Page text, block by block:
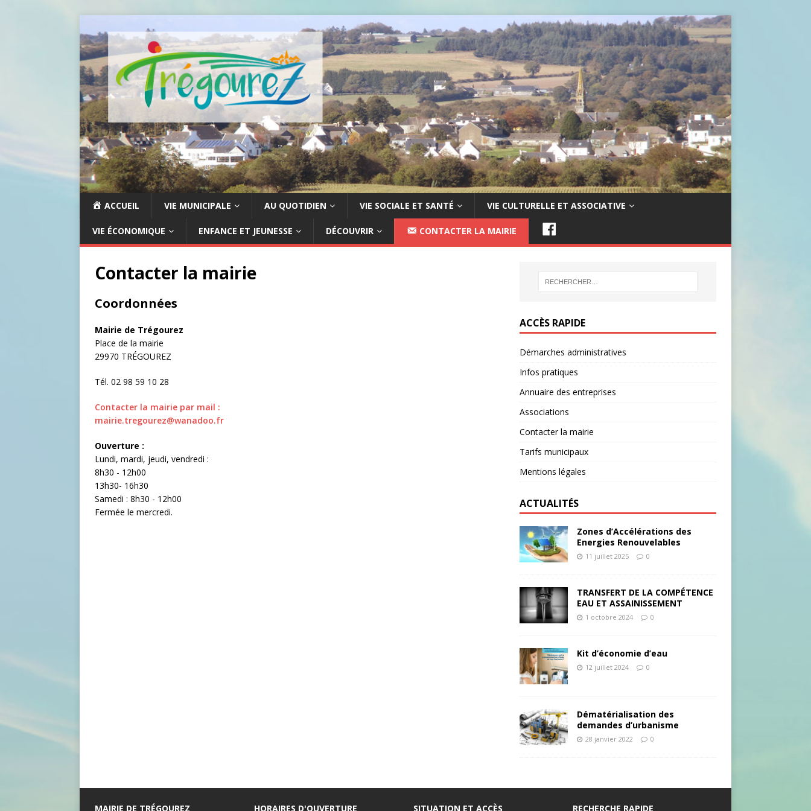
ACCUEIL VIE MUNICIPALE AU QUOTIDIEN VIE SOCIALE ET SANTÉ VIE CULTURELLE ET ASSOCIATIVE
VIE ÉCONOMIQUE ENFANCE ET JEUNESSE DÉCOUVRIR CONTACTER LA MAIRIE
A
B
K
Contacter la mairie
Coordonnées
Mairie de Trégourez
Place de la mairie
29970 TRÉGOUREZ
Tél. 02 98 59 10 28
Contacter la mairie par mail :
mairie.tregourez@wanadoo.fr
Ouverture :
Lundi, mardi, jeudi, vendredi :
8h30 - 12h00
13h30- 16h30
Samedi : 8h30 - 12h00
Fermée le mercredi.
ACCÈS RAPIDE
Démarches administratives
Infos pratiques
Annuaire des entreprises
Associations
Contacter la mairie
Tarifs municipaux
Mentions légales
ACTUALITÉS
Zones d’Accélérations des
Energies Renouvelables
11 juillet 2025 0
TRANSFERT DE LA COMPÉTENCE
EAU ET ASSAINISSEMENT
1 octobre 2024 0
Kit d’économie d’eau
12 juillet 2024 0
Dématérialisation des
demandes d’urbanisme
28 janvier 2022 0
MAIRIE DE TRÉGOUREZ HORAIRES D'OUVERTURE SITUATION ET ACCÈS RECHERCHE RAPIDE